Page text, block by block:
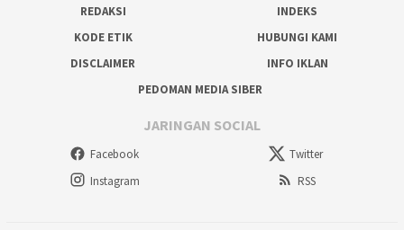
REDAKSI
INDEKS
KODE ETIK
HUBUNGI KAMI
DISCLAIMER
INFO IKLAN
PEDOMAN MEDIA SIBER
JARINGAN SOCIAL
Facebook
Twitter
Instagram
RSS